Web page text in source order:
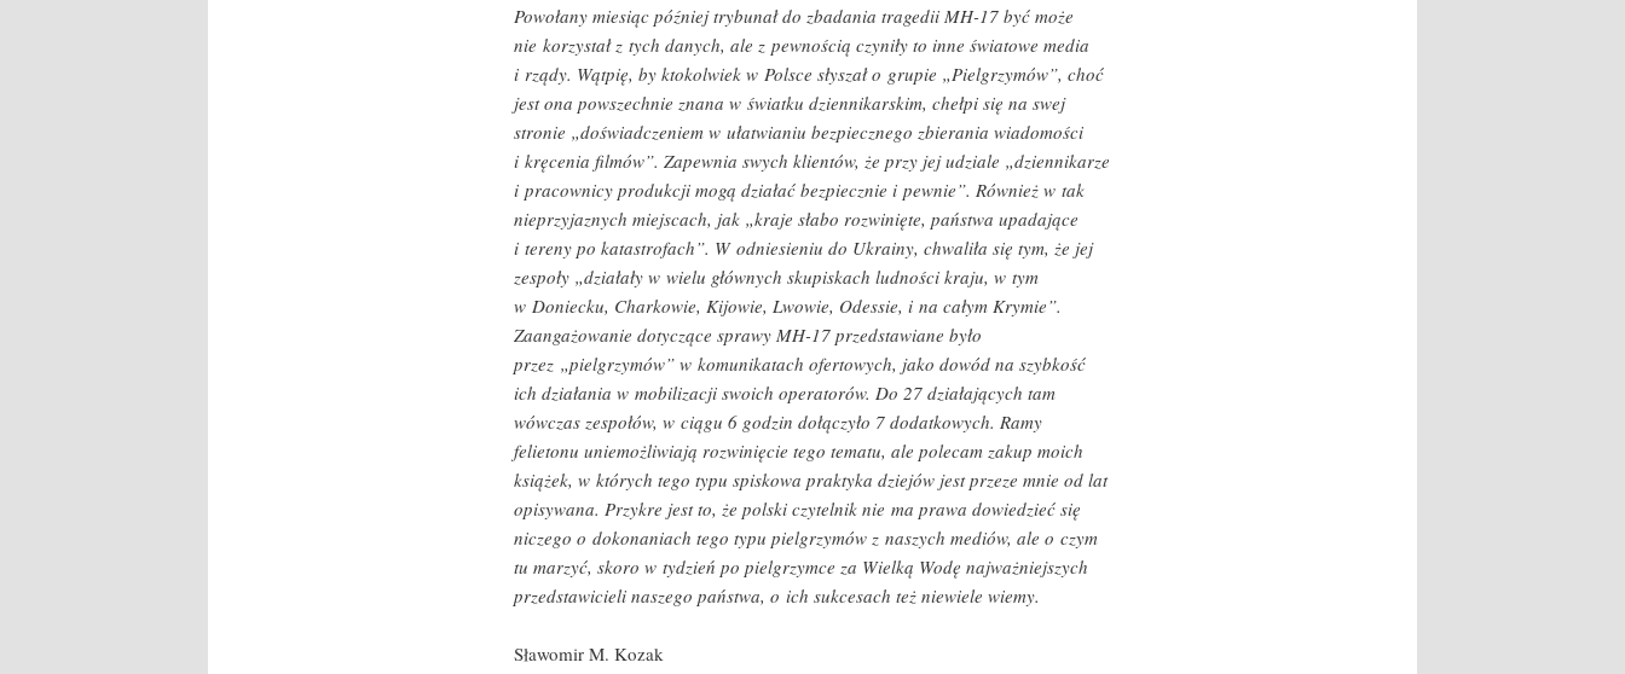
Powołany miesiąc później trybunał do zbadania tragedii MH-17 być może
nie korzystał z tych danych, ale z pewnością czyniły to inne światowe media
i rządy. Wątpię, by ktokolwiek w Polsce słyszał o grupie „Pielgrzymów”, choć
jest ona powszechnie znana w światku dziennikarskim, chełpi się na swej
stronie „doświadczeniem w ułatwianiu bezpiecznego zbierania wiadomości
i kręcenia filmów”. Zapewnia swych klientów, że przy jej udziale „dziennikarze
i pracownicy produkcji mogą działać bezpiecznie i pewnie”. Również w tak
nieprzyjaznych miejscach, jak „kraje słabo rozwinięte, państwa upadające
i tereny po katastrofach”. W odniesieniu do Ukrainy, chwaliła się tym, że jej
zespoły „działały w wielu głównych skupiskach ludności kraju, w tym
w Doniecku, Charkowie, Kijowie, Lwowie, Odessie, i na całym Krymie”.
Zaangażowanie dotyczące sprawy MH-17 przedstawiane było
przez „pielgrzymów” w komunikatach ofertowych, jako dowód na szybkość
ich działania w mobilizacji swoich operatorów. Do 27 działających tam
wówczas zespołów, w ciągu 6 godzin dołączyło 7 dodatkowych. Ramy
felietonu uniemożliwiają rozwinięcie tego tematu, ale polecam zakup moich
książek, w których tego typu spiskowa praktyka dziejów jest przeze mnie od lat
opisywana. Przykre jest to, że polski czytelnik nie ma prawa dowiedzieć się
niczego o dokonaniach tego typu pielgrzymów z naszych mediów, ale o czym
tu marzyć, skoro w tydzień po pielgrzymce za Wielką Wodę najważniejszych
przedstawicieli naszego państwa, o ich sukcesach też niewiele wiemy.
Sławomir M. Kozak